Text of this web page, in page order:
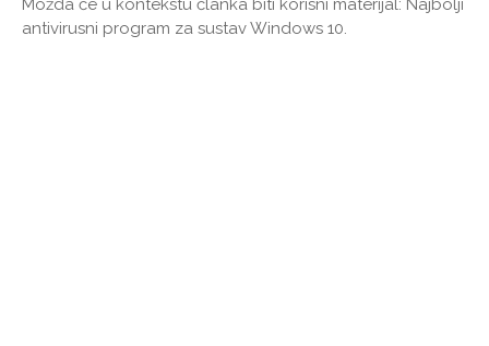
Možda će u kontekstu članka biti korisni materijal: Najbolji
antivirusni program za sustav Windows 10.